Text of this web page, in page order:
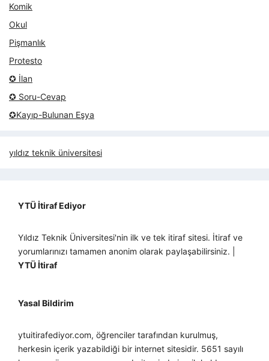
Komik
Okul
Pişmanlık
Protesto
✪ İlan
✪ Soru-Cevap
✪Kayıp-Bulunan Eşya
yıldız teknik üniversitesi
YTÜ İtiraf Ediyor
Yıldız Teknik Üniversitesi'nin ilk ve tek itiraf sitesi. İtiraf ve
yorumlarınızı tamamen anonim olarak paylaşabilirsiniz. |
YTÜ İtiraf
Yasal Bildirim
ytuitirafediyor.com, öğrenciler tarafından kurulmuş,
herkesin içerik yazabildiği bir internet sitesidir. 5651 sayılı